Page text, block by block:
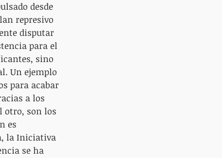
desde
represivo
disputar
para el
sino
Un ejemplo
para acabar
a los
otro, son los
es
la Iniciativa
se ha